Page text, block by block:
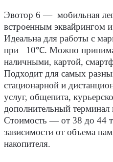
Эвотор 6 ― мобильная
встроенным эквайрингом
Идеальна для работы с
при –10℃. Можно
наличными, картой,
Подходит для самых
стационарной и
услуг, общепита,
дополнительный терминал
Стоимость ― от 38 до 44
зависимости от объема
накопителя.